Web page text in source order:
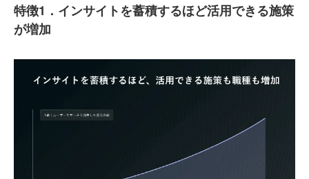
特徴1．インサイトを蓄積するほど活用できる施策
が増加